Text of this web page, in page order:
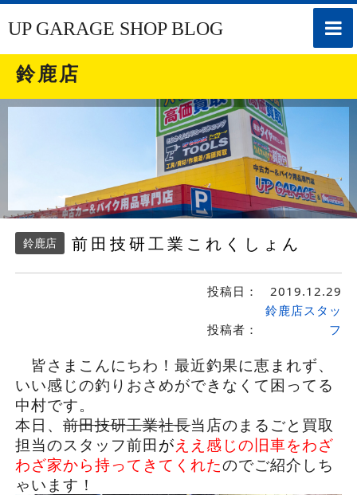
toggle
UP GARAGE SHOP BLOG
鈴鹿店
鈴鹿店 前田技研工業これくしょん
投稿日： 2019.12.29
投稿者：
鈴鹿店スタッ
フ
皆さまこんにちわ！最近釣果に恵まれず、
いい感じの釣りおさめができなくて困ってる
中村です。
本日、 前田技研工業社長当店のまるごと買取
担当のスタッフ前田 がええ感じの旧車をわざ
わざ家から持ってきてくれたのでご紹介しち
ゃいます！